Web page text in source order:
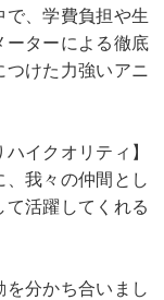
で、学費負担や生
ーターによる徹底
つけた力強いアニ
イクオリティ】
我々の仲間とし
活躍してくれる
分かち合いまし